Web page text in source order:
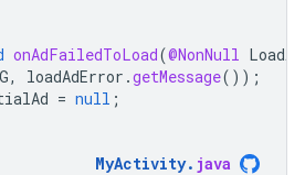
onAdFailedToLoad(@NonNull
, loadAdError .getMessage());
= null ;
MyActivity. java